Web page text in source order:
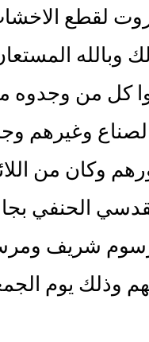
لقطع
وبالله
كل من وجدوه
وغيرهم
وكان من
الحنفي
شريف
وذلك يوم